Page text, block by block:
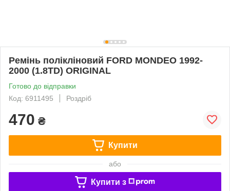
Ремінь полікліновий FORD MONDEO 1992-
2000 (1.8TD) ORIGINAL
Готово до відправки
Код: 6911495
Роздріб
470 ₴
Купити
або
Купити з